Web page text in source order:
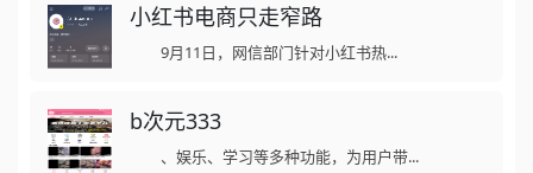
小红书电商只走窄路
9月11日，网信部门针对小红书热...
b次元333
、娱乐、学习等多种功能，为用户带...